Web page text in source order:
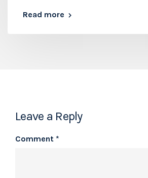
Read more
Leave a Reply
Comment *